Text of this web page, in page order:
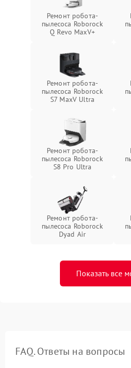
Ремонт робота-
пылесоса Roborock
Q Revo MaxV+
Ремонт робота-
пылесоса Roborock
S7 MaxV Ultra
Ремонт робота-
пылесоса Roborock
S8 Pro Ultra
Ремонт робота-
пылесоса Roborock
Dyad Air
Показать все
FAQ. Ответы на вопросы